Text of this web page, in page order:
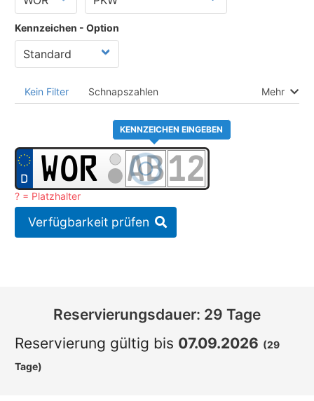
Kennzeichen - Option
Kein Filter Schnapszahlen Mehr
KENNZEICHEN EINGEBEN
? = Platzhalter
Verfügbarkeit prüfen
Reservierungsdauer: 29 Tage
Reservierung gültig bis 07.09.2026 (29
Tage)